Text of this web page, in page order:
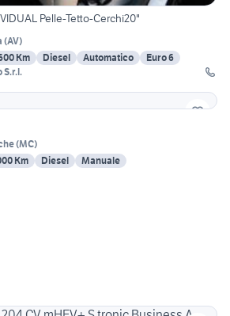
Pelle-Tetto-Cerchi20"
(AV)
Km Diesel Automatico
Euro 6
S.r.l.
(MC)
Km Diesel Manuale